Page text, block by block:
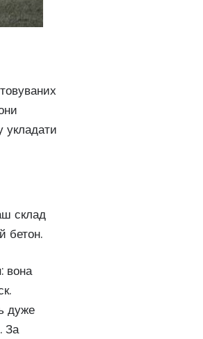
укладати
склад
бетон.
вона
дуже
За